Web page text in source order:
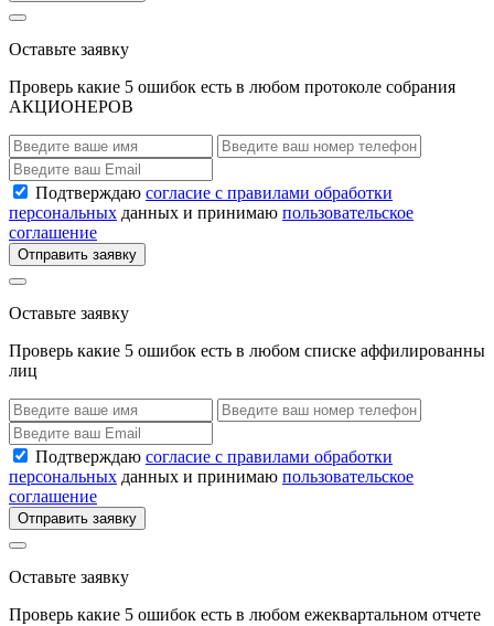
Оставьте заявку
Проверь какие 5 ошибок есть в любом протоколе собрания
АКЦИОНЕРОВ
Подтверждаю согласие с правилами обработки
персональных данных и принимаю пользовательское
соглашение
Отправить заявку
Оставьте заявку
Проверь какие 5 ошибок есть в любом списке аффилированны
лиц
Подтверждаю согласие с правилами обработки
персональных данных и принимаю пользовательское
соглашение
Отправить заявку
Оставьте заявку
Проверь какие 5 ошибок есть в любом ежеквартальном отчете